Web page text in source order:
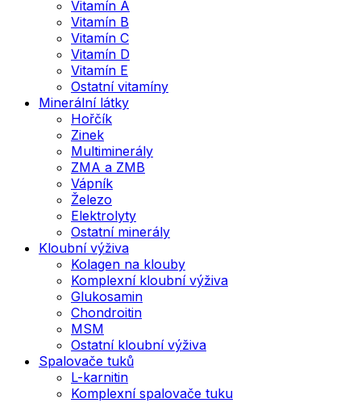
Vitamín A
Vitamín B
Vitamín C
Vitamín D
Vitamín E
Ostatní vitamíny
Minerální látky
Hořčík
Zinek
Multiminerály
ZMA a ZMB
Vápník
Železo
Elektrolyty
Ostatní minerály
Kloubní výživa
Kolagen na klouby
Komplexní kloubní výživa
Glukosamin
Chondroitin
MSM
Ostatní kloubní výživa
Spalovače tuků
L-karnitin
Komplexní spalovače tuku